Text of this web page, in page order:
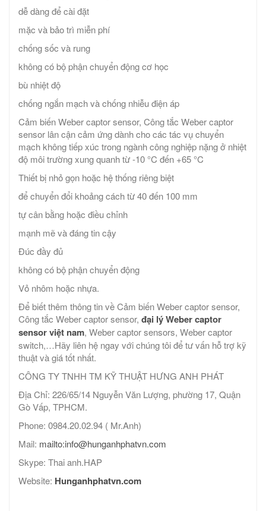
dễ dàng để cài đặt
mặc và bảo trì miễn phí
chống sốc và rung
không có bộ phận chuyển động cơ học
bù nhiệt độ
chống ngắn mạch và chống nhiễu điện áp
Cảm biến Weber captor sensor, Công tắc Weber captor
sensor lân cận cảm ứng dành cho các tác vụ chuyển
mạch không tiếp xúc trong ngành công nghiệp nặng ở nhiệt
độ môi trường xung quanh từ -10 °C đến +65 °C
Thiết bị nhỏ gọn hoặc hệ thống riêng biệt
để chuyển đổi khoảng cách từ 40 đến 100 mm
tự cân bằng hoặc điều chỉnh
mạnh mẽ và đáng tin cậy
Đúc đầy đủ
không có bộ phận chuyển động
Vỏ nhôm hoặc nhựa.
Để biết thêm thông tin về Cảm biến Weber captor sensor,
Công tắc Weber captor sensor, đại lý Weber captor
sensor việt nam, Weber captor sensors, Weber captor
switch,…Hãy liên hệ ngay với chúng tôi để tư vấn hỗ trợ kỹ
thuật và giá tốt nhất.
CÔNG TY TNHH TM KỸ THUẬT HƯNG ANH PHÁT
Địa Chỉ: 226/65/14 Nguyễn Văn Lượng, phường 17, Quận
Gò Vấp, TPHCM.
Phone: 0984.20.02.94 ( Mr.Anh)
Mail: mailto:info@hunganhphatvn.com
Skype: Thai anh.HAP
Website: Hunganhphatvn.com